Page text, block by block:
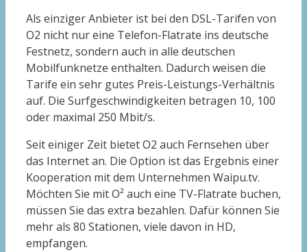
Als einziger Anbieter ist bei den DSL-Tarifen von
O2 nicht nur eine Telefon-Flatrate ins deutsche
Festnetz, sondern auch in alle deutschen
Mobilfunknetze enthalten. Dadurch weisen die
Tarife ein sehr gutes Preis-Leistungs-Verhältnis
auf. Die Surfgeschwindigkeiten betragen 10, 100
oder maximal 250 Mbit/s.
Seit einiger Zeit bietet O2 auch Fernsehen über
das Internet an. Die Option ist das Ergebnis einer
Kooperation mit dem Unternehmen Waipu.tv.
Möchten Sie mit O² auch eine TV-Flatrate buchen,
müssen Sie das extra bezahlen. Dafür können Sie
mehr als 80 Stationen, viele davon in HD,
empfangen.